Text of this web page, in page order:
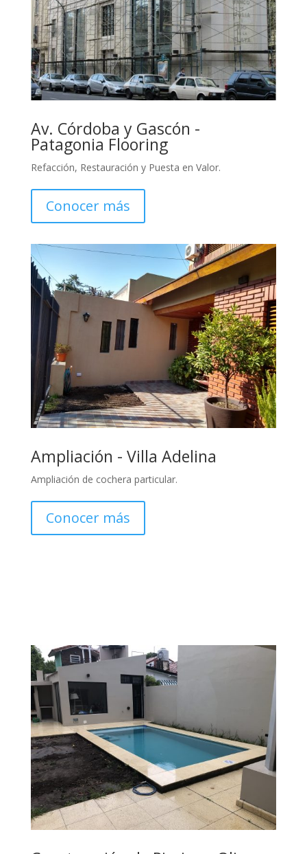
Av. Córdoba y Gascón -
Patagonia Flooring
Refacción, Restauración y Puesta en Valor.
Conocer más
Ampliación - Villa Adelina
Ampliación de cochera particular.
Conocer más